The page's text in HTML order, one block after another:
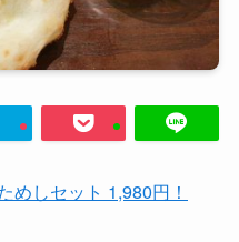
めしセット 1,980円！